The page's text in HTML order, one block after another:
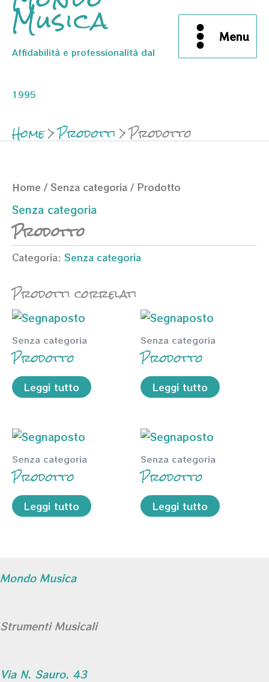
Musica
Affidabilità e professionalità dal
1995
Menu
Home Prodotti Prodotto
Home / Senza categoria / Prodotto
Senza categoria
Prodotto
Categoria: Senza categoria
Prodotti correlati
Senza categoria
Prodotto
Leggi tutto
Senza categoria
Prodotto
Leggi tutto
Senza categoria
Prodotto
Leggi tutto
Senza categoria
Prodotto
Leggi tutto
Mondo Musica
Strumenti Musicali
Via N. Sauro, 43